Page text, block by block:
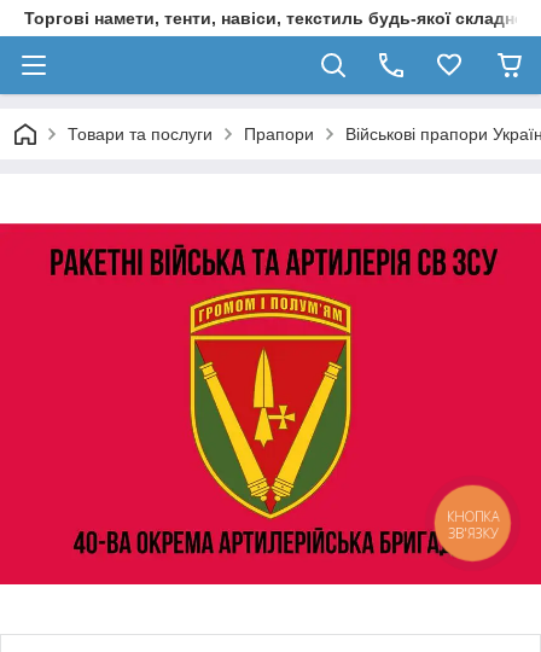
Торгові намети, тенти, навіси, текстиль будь-якої
Товари та послуги Прапори Військові прапори
КНОПКА
ЗВ'ЯЗКУ